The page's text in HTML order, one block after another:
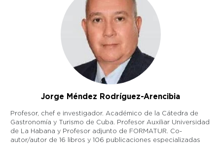
Jorge Méndez Rodríguez-Arencibia
Profesor, chef e investigador. Académico de la Cátedra de
Gastronomía y Turismo de Cuba. Profesor Auxiliar Universidad
de La Habana y Profesor adjunto de FORMATUR. Co-
autor/autor de 16 libros y 106 publicaciones especializadas